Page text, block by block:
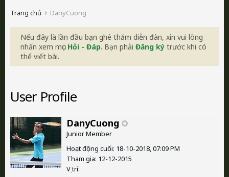
Trang chủ DanyCuong
Nếu đây là lần đầu bạn ghé thăm diễn đàn, xin vui lòng
nhấn xem mục Hỏi - Đáp. Bạn phải Đăng ký trước khi có
thể viết bài.
User Profile
DanyCuong
Junior Member
Hoạt động cuối: 18-10-2018, 07:09 PM
Tham gia: 12-12-2015
Vị trí: